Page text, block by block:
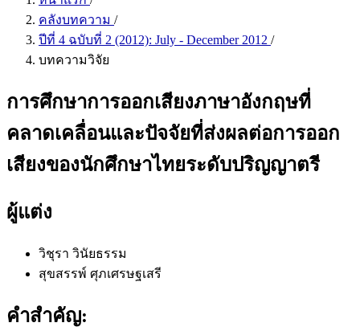
คลังบทความ /
ปีที่ 4 ฉบับที่ 2 (2012): July - December 2012 /
บทความวิจัย
การศึกษาการออกเสียงภาษาอังกฤษที่
คลาดเคลื่อนและปัจจัยที่ส่งผลต่อการออก
เสียงของนักศึกษาไทยระดับปริญญาตรี
ผู้แต่ง
วิชุรา วินัยธรรม
สุขสรรพ์ ศุภเศรษฐเสรี
คำสำคัญ: